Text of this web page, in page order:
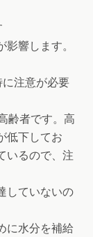
響します。
注意が必要
齢者です。高
低下してお
いるので、注
していないの
に水分を補給